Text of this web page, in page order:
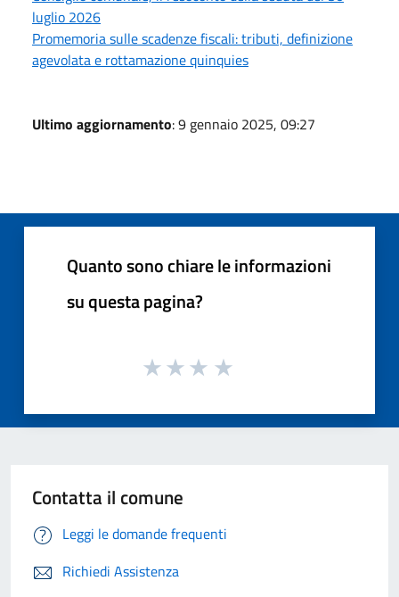
luglio 2026
Promemoria sulle scadenze fiscali: tributi, definizione
agevolata e rottamazione quinquies
Ultimo aggiornamento: 9 gennaio 2025, 09:27
Quanto sono chiare le informazioni
su questa pagina?
Contatta il comune
Leggi le domande frequenti
Richiedi Assistenza